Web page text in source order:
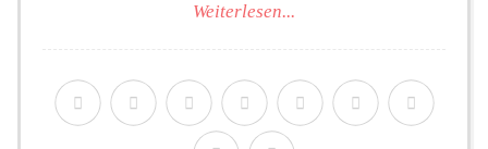
Weiterlesen...